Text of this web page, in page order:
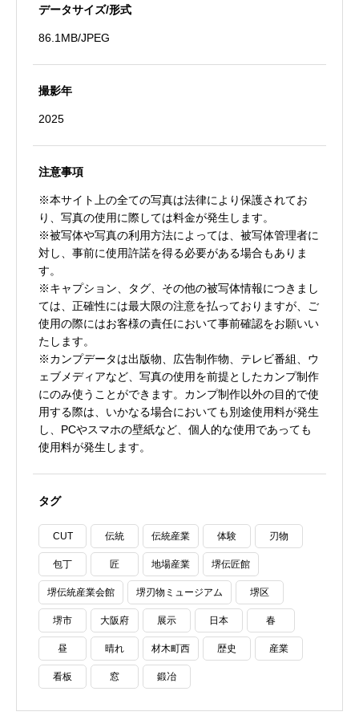
データサイズ/形式
86.1MB/JPEG
撮影年
2025
注意事項
※本サイト上の全ての写真は法律により保護されてお
り、写真の使用に際しては料金が発生します。
※被写体や写真の利用方法によっては、被写体管理者に
対し、事前に使用許諾を得る必要がある場合もありま
す。
※キャプション、タグ、その他の被写体情報につきまし
ては、正確性には最大限の注意を払っておりますが、ご
使用の際にはお客様の責任において事前確認をお願いい
たします。
※カンプデータは出版物、広告制作物、テレビ番組、ウ
ェブメディアなど、写真の使用を前提としたカンプ制作
にのみ使うことができます。カンプ制作以外の目的で使
用する際は、いかなる場合においても別途使用料が発生
し、PCやスマホの壁紙など、個人的な使用であっても
使用料が発生します。
タグ
CUT 伝統 伝統産業 体験 刃物
包丁 匠 地場産業 堺伝匠館
堺伝統産業会館 堺刃物ミュージアム 堺区
堺市 大阪府 展示 日本 春
昼 晴れ 材木町西 歴史 産業
看板 窓 鍛冶